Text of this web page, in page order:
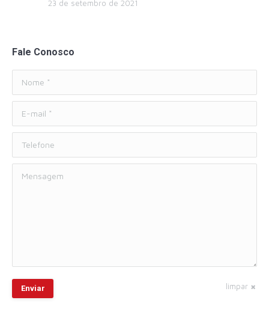
23 de setembro de 2021
Fale Conosco
Telefone
Enviar limpar